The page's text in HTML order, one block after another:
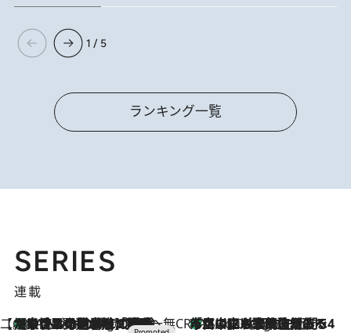
1 / 5
ランキング一覧
SERIES
連載
【CREA×星野リゾート】唯一無二。癒しと発見が待つ場所へ
21 Minutes Ago
【トンボの足水浴】ヒノキの香りに包まれて涼感マックス！約13℃の湧水かけ流しを避暑地「星野温泉 トンボの湯」で体験 CREA'S CHOICE
2 Hours Ago
「立川にも歌舞伎があるんだよ」 片岡仁左衛門・市川中車ら豪華座組みで4年目の立川立飛歌舞伎へ